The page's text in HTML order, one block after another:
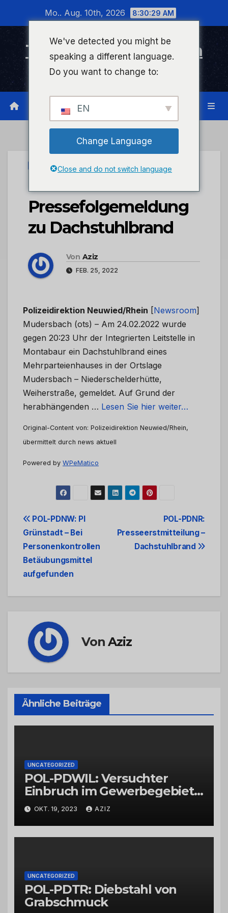
wechseln
Mo.. Aug. 10th, 2026 8:30:29 AM
Timeline Bad Kreuznach
Infonetzwerk für Bad Kreuznach
UNCATEGORIZED
POL-PDNR:
Pressefolgemeldung
zu Dachstuhlbrand
Von Aziz
FEB. 25, 2022
Polizeidirektion Neuwied/Rhein [Newsroom]
Mudersbach (ots) – Am 24.02.2022 wurde
gegen 20:23 Uhr der Integrierten Leitstelle in
Montabaur ein Dachstuhlbrand eines
Mehrparteienhauses in der Ortslage
Mudersbach – Niederschelderhütte,
Weiherstraße, gemeldet. Auf Grund der
herabhängenden … Lesen Sie hier weiter…
Original-Content von: Polizeidirektion Neuwied/Rhein,
übermittelt durch news aktuell
Powered by WPeMatico
Beitrags-
Navigation
POL-PDNR:
Presseerstmitteilung –
Dachstuhlbrand
POL-PDNW: PI
Grünstadt – Bei
Personenkontrollen
Betäubungsmittel
aufgefunden
VonAziz
Ähnliche Beiträge
UNCATEGORIZED
POL-PDWIL: Versuchter
Einbruch im Gewerbegebiet
Wittlich
OKT. 19, 2023 AZIZ
UNCATEGORIZED
POL-PDTR: Diebstahl von
Grabschmuck
We've detected you might be
speaking a different language.
Do you want to change to:
EN
Change Language
Close and do not switch language